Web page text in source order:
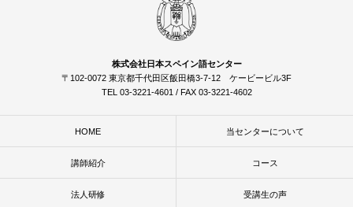
株式会社日本スペイン語センター
〒102-0072 東京都千代田区飯田橋3-7-12 ケービービル3F
TEL 03-3221-4601 / FAX 03-3221-4602
HOME 当センターについて
講師紹介 コース
法人研修 受講生の声